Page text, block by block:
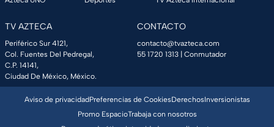
TV AZTECA
Periférico Sur 4121,
Col. Fuentes Del Pedregal,
C.P. 14141,
Ciudad De México, México.
CONTACTO
contacto@tvazteca.com
55 1720 1313 | Conmutador
Aviso de privacidadPreferencias de CookiesDerechosInversionistas
Promo EspacioTrabaja con nosotros